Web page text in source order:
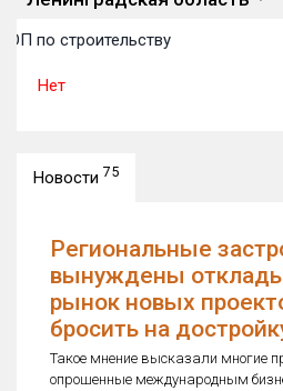
по строительству
Нет
Новости 75
Региональные
вынуждены
рынок новых
бросить на
Такое мнение высказали многие
опрошенные международным